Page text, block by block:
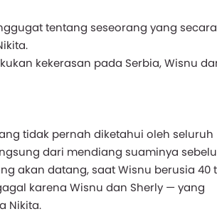
tentang seseorang yang
kekerasan pada Serbia, Wisnu
tidak pernah diketahui oleh seluruh
dari mendiang suaminya
akan datang, saat Wisnu berusia 40
karena Wisnu dan Sherly — yang
Nikita.